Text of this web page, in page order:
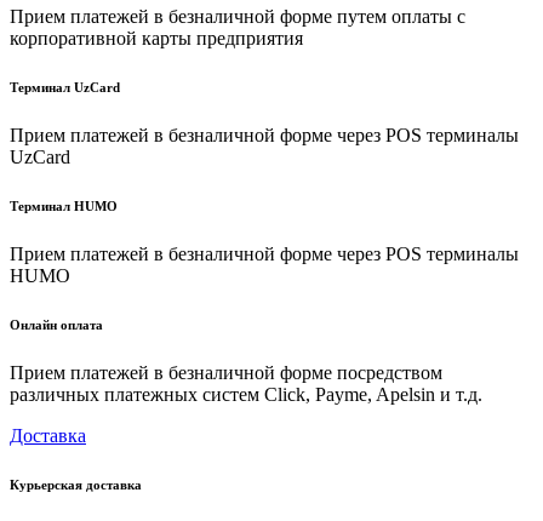
Прием платежей в безналичной форме путем оплаты с
корпоративной карты предприятия
Терминал UzCard
Прием платежей в безналичной форме через POS терминалы
UzCard
Терминал HUMO
Прием платежей в безналичной форме через POS терминалы
HUMO
Онлайн оплата
Прием платежей в безналичной форме посредством
различных платежных систем Click, Payme, Apelsin и т.д.
Доставка
Курьерская доставка